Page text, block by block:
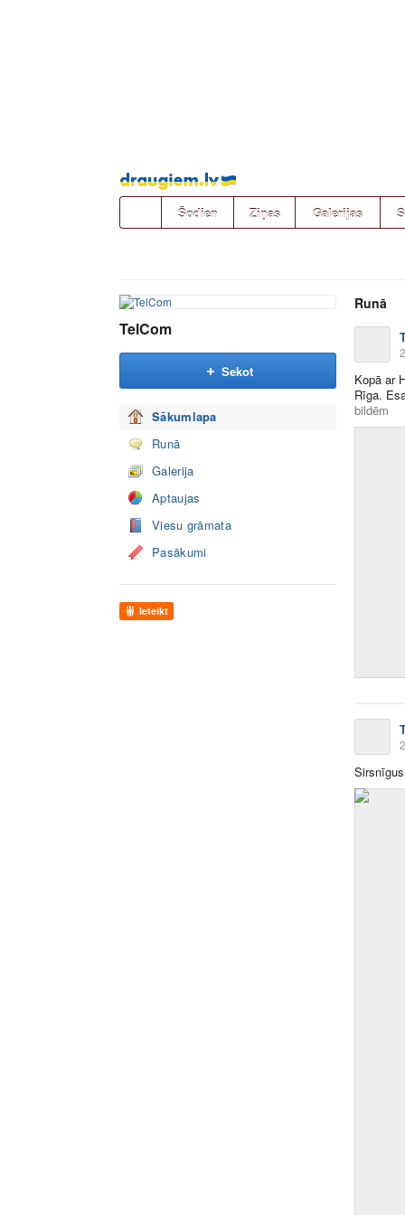
Pāriet
uz
saturu
Šodien Ziņas Galerijas
TelCom
Sekot
Sākumlapa
Runā
Galerija
Aptaujas
Viesu grāmata
Pasākumi
Ieteikt
Runā
Kopā ar
Rīga.
bildēm